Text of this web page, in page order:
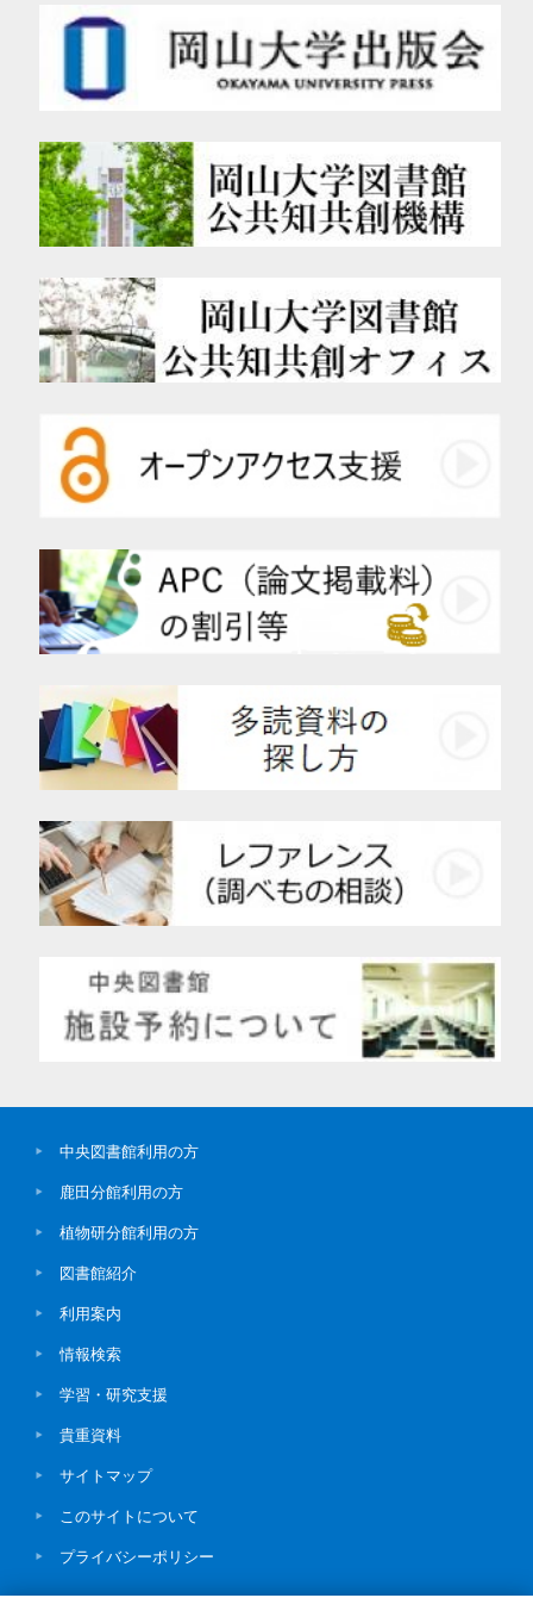
中央図書館利用の方
鹿田分館利用の方
植物研分館利用の方
図書館紹介
利用案内
情報検索
学習・研究支援
貴重資料
サイトマップ
このサイトについて
プライバシーポリシー